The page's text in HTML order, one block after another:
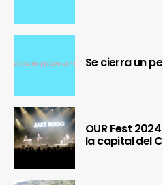
Se cierra un
OUR Fest
la capital del